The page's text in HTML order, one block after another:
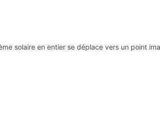
solaire en entier se déplace vers un point